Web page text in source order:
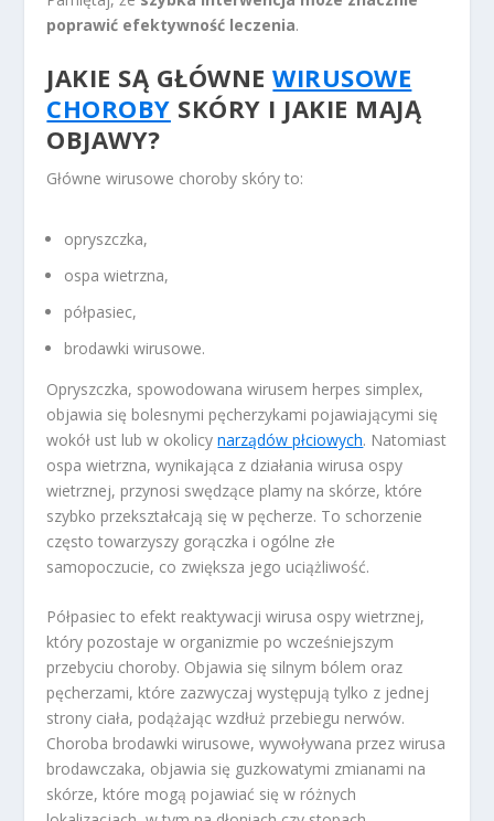
poprawić efektywność leczenia.
JAKIE SĄ GŁÓWNEWIRUSOWE
CHOROBY SKÓRY I JAKIE MAJĄ
OBJAWY?
Główne wirusowe choroby skóry to:
opryszczka,
ospa wietrzna,
półpasiec,
brodawki wirusowe.
Opryszczka, spowodowana wirusem herpes simplex,
objawia się bolesnymi pęcherzykami pojawiającymi się
wokół ust lub w okolicynarządów płciowych. Natomiast
ospa wietrzna, wynikająca z działania wirusa ospy
wietrznej, przynosi swędzące plamy na skórze, które
szybko przekształcają się w pęcherze. To schorzenie
często towarzyszy gorączka i ogólne złe
samopoczucie, co zwiększa jego uciążliwość.
Półpasiec to efekt reaktywacji wirusa ospy wietrznej,
który pozostaje w organizmie po wcześniejszym
przebyciu choroby. Objawia się silnym bólem oraz
pęcherzami, które zazwyczaj występują tylko z jednej
strony ciała, podążając wzdłuż przebiegu nerwów.
Choroba brodawki wirusowe, wywoływana przez wirusa
brodawczaka, objawia się guzkowatymi zmianami na
skórze, które mogą pojawiać się w różnych